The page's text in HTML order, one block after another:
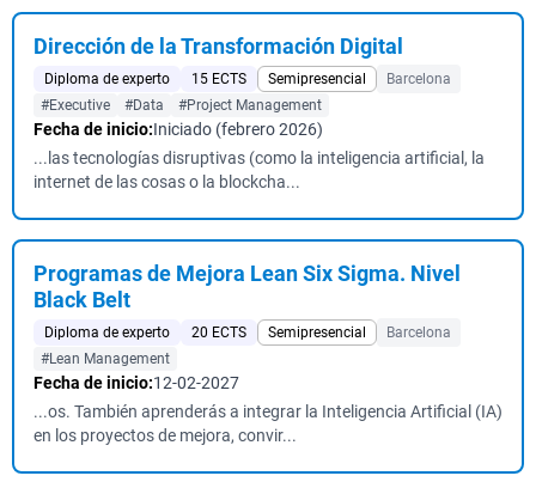
Dirección de la Transformación Digital
Diploma de experto 15 ECTS Semipresencial
Barcelona
#Executive
#Data #Project Management
Fecha de inicio:Iniciado (febrero 2026)
...las tecnologías disruptivas (como la inteligencia artificial, la
internet de las cosas o la blockcha...
Programas de Mejora Lean Six Sigma. Nivel
Black Belt
Diploma de experto 20 ECTS Semipresencial
Barcelona
#Lean Management
Fecha de inicio:12-02-2027
...os. También aprenderás a integrar la Inteligencia Artificial (IA)
en los proyectos de mejora, convir...